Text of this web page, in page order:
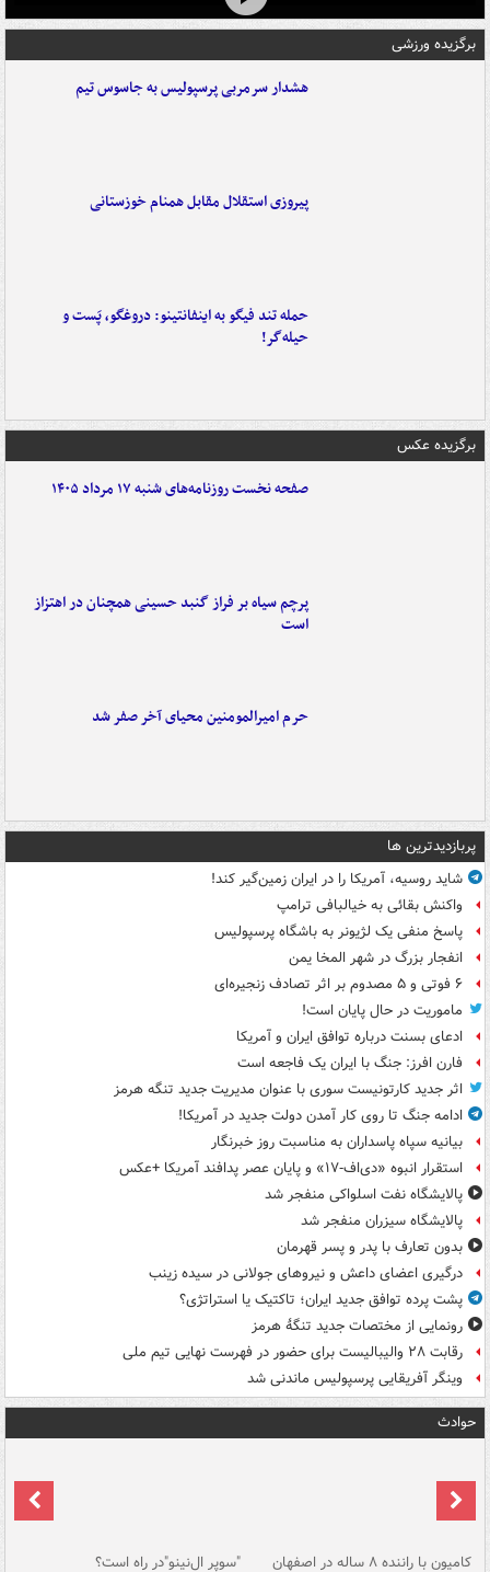
برگزیده ورزشی
هشدار سرمربی پرسپولیس به جاسوس تیم
پیروزی استقلال مقابل همنام خوزستانی
حمله تند فیگو به اینفانتینو: دروغگو، پَست‌ و
حیله‌گر!
برگزیده عکس
صفحه نخست روزنامه‌های شنبه ۱۷ مرداد ۱۴۰۵
پرچم سیاه بر فراز گنبد حسینی همچنان در اهتزاز
است
حرم امیرالمومنین محیای آخر صفر شد
پربازدیدترین ها
شاید روسیه، آمریکا را در ایران زمین‌گیر کند!
واکنش بقائی به خیالبافی ترامپ
پاسخ منفی یک لژیونر به باشگاه پرسپولیس
انفجار بزرگ در شهر المخا یمن
۶ فوتی و ۵ مصدوم بر اثر تصادف زنجیره‌ای
ماموریت در حال پایان است!
ادعای بسنت درباره توافق ایران و آمریکا
فارن افرز: جنگ با ایران یک فاجعه است
اثر جدید کارتونیست سوری با عنوان مدیریت جدید تنگه هرمز
ادامه جنگ تا روی کار آمدن دولت جدید در آمریکا!
بیانیه سپاه پاسداران به مناسبت روز خبرنگار
استقرار انبوه «دی‌اف‑۱۷» و پایان عصر پدافند آمریکا +عکس
پالایشگاه نفت اسلواکی منفجر شد
پالایشگاه سیزران منفجر شد
بدون تعارف با پدر و پسر قهرمان
درگیری اعضای داعش و نیروهای جولانی در سیده زینب
پشت پرده توافق جدید ایران؛ تاکتیک یا استراتژی؟
رونمایی از مختصات جدید تنگۀ هرمز
رقابت ۲۸ والیبالیست برای حضور در فهرست نهایی تیم ملی
وینگر آفریقایی پرسپولیس ماندنی شد
حوادث
کامیون با راننده ۸ ساله در اصفهان "سوپر ال‌نینو"در راه است؟